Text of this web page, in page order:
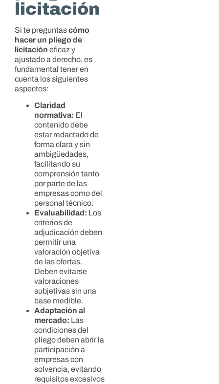
licitación
Si te preguntascómo
hacer un pliego de
licitación eficaz y
ajustado a derecho, es
fundamental tener en
cuenta los siguientes
aspectos:
Claridad
normativa: El
contenido debe
estar redactado de
forma clara y sin
ambigüedades,
facilitando su
comprensión tanto
por parte de las
empresas como del
personal técnico.
Evaluabilidad: Los
criterios de
adjudicación deben
permitir una
valoración objetiva
de las ofertas.
Deben evitarse
valoraciones
subjetivas sin una
base medible.
Adaptación al
mercado: Las
condiciones del
pliego deben abrir la
participación a
empresas con
solvencia, evitando
requisitos excesivos